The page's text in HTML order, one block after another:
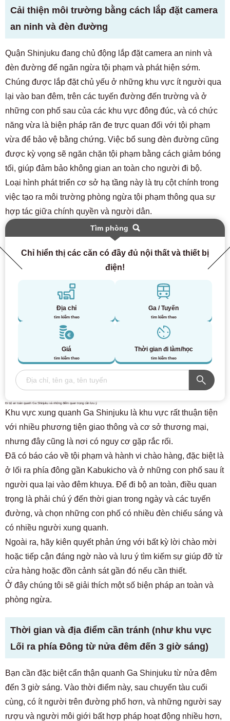
Cải thiện môi trường bằng cách lắp đặt camera
an ninh và đèn đường
Quận Shinjuku đang chủ động lắp đặt camera an ninh và
đèn đường để ngăn ngừa tội phạm và phát hiện sớm.
Chúng được lắp đặt chủ yếu ở những khu vực ít người qua
lại vào ban đêm, trên các tuyến đường đến trường và ở
những con phố sau của các khu vực đông đúc, và có chức
năng vừa là biện pháp răn đe trực quan đối với tội phạm
vừa để bảo vệ bằng chứng. Việc bổ sung đèn đường cũng
được kỳ vọng sẽ ngăn chặn tội phạm bằng cách giảm bóng
tối, giúp đảm bảo không gian an toàn cho người đi bộ.
Loại hình phát triển cơ sở hạ tầng này là trụ cột chính trong
việc tạo ra môi trường phòng ngừa tội phạm thông qua sự
hợp tác giữa chính quyền và người dân.
Tìm phòng
Chỉ hiển thị các căn có đầy đủ nội thất và thiết bị
điện!
Địa chỉ
tìm kiếm theo
Ga / Tuyến
tìm kiếm theo
Giá
tìm kiếm theo
Thời gian đi làm/học
tìm kiếm theo
Đi bộ an toàn quanh Ga Shinjuku và những điểm quan trọng cần lưu ý
Khu vực xung quanh Ga Shinjuku là khu vực rất thuận tiện
với nhiều phương tiện giao thông và cơ sở thương mại,
nhưng đây cũng là nơi có nguy cơ gặp rắc rối.
Đã có báo cáo về tội phạm và hành vi chào hàng, đặc biệt là
ở lối ra phía đông gần Kabukicho và ở những con phố sau ít
người qua lại vào đêm khuya. Để đi bộ an toàn, điều quan
trọng là phải chú ý đến thời gian trong ngày và các tuyến
đường, và chọn những con phố có nhiều đèn chiếu sáng và
có nhiều người xung quanh.
Ngoài ra, hãy kiên quyết phản ứng với bất kỳ lời chào mời
hoặc tiếp cận đáng ngờ nào và lưu ý tìm kiếm sự giúp đỡ từ
cửa hàng hoặc đồn cảnh sát gần đó nếu cần thiết.
Ở đây chúng tôi sẽ giải thích một số biện pháp an toàn và
phòng ngừa.
Thời gian và địa điểm cần tránh (như khu vực
Lối ra phía Đông từ nửa đêm đến 3 giờ sáng)
Bạn cần đặc biệt cẩn thận quanh Ga Shinjuku từ nửa đêm
đến 3 giờ sáng. Vào thời điểm này, sau chuyến tàu cuối
cùng, có ít người trên đường phố hơn, và những người say
rượu và người môi giới bất hợp pháp hoạt động nhiều hơn,